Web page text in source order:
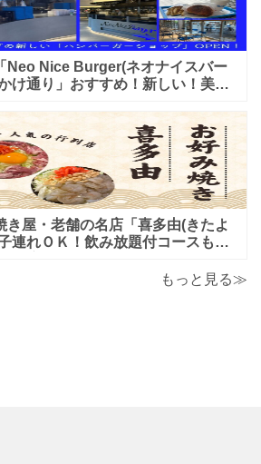
Neo Nice Burger(ネオナイスバー
け通り」おすすめ！新しい！美味
き屋・老舗の名店「喜多由(きたよ
連れＯＫ！飲み放題付コースも！
もっと見る≫